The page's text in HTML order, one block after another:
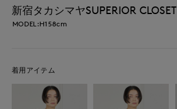
新宿タカシマヤSUPERIOR CLOSET
MODEL:H158cm
着用アイテム